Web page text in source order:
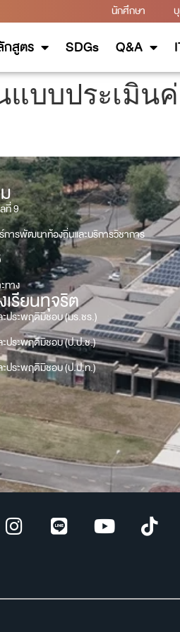
นักศึกษา
กสูตร SDGs Q&A
บบประเมิน
ที่ 9
ารพัฒนาท้องถิ่นและบริการวิชาการ
ทาง
เรียนทุจริต
ะประพฤติมิชอบ (มร.ชร.)
ะประพฤติมิชอบ (ป.ป.ช.)
ะประพฤติมิชอบ (ป.ป.ท.)